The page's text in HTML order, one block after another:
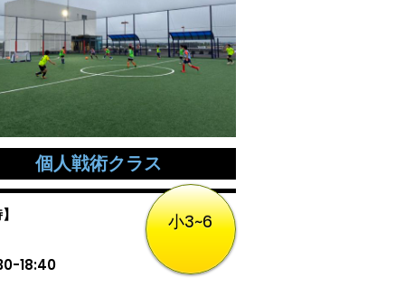
個人戦術クラス
18:40
小3~6